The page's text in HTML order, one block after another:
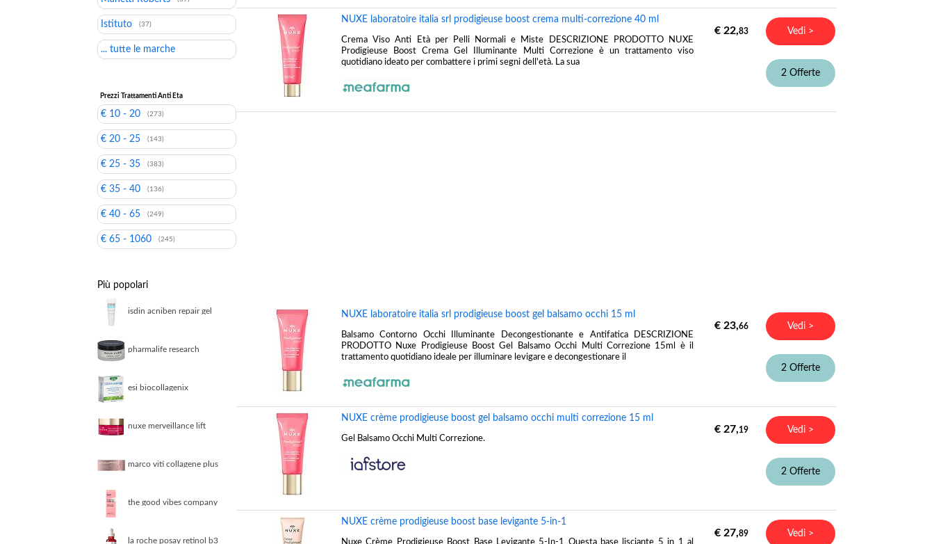
Istituto (37)
... tutte le marche
Prezzi Trattamenti Anti Eta
€ 10 - 20 (273)
€ 20 - 25 (143)
€ 25 - 35 (383)
€ 35 - 40 (136)
€ 40 - 65 (249)
€ 65 - 1060 (245)
Più popolari
isdin acniben repair gel
pharmalife research
esi biocollagenix
nuxe merveillance lift
marco viti collagene plus
the good vibes company
la roche posay retinol b3
NUXE laboratoire italia srl prodigieuse boost crema multi-correzione 40 ml
Crema Viso Anti Età per Pelli Normali e Miste DESCRIZIONE PRODOTTO NUXE
Prodigieuse Boost Crema Gel Illuminante Multi Correzione è un trattamento viso
quotidiano ideato per combattere i primi segni dell'età. La sua
€ 22,83 Vedi >
2 Offerte
NUXE laboratoire italia srl prodigieuse boost gel balsamo occhi 15 ml
Balsamo Contorno Occhi Illuminante Decongestionante e Antifatica DESCRIZIONE
PRODOTTO Nuxe Prodigieuse Boost Gel Balsamo Occhi Multi Correzione 15ml è il
trattamento quotidiano ideale per illuminare levigare e decongestionare il
€ 23,66 Vedi >
2 Offerte
NUXE crème prodigieuse boost gel balsamo occhi multi correzione 15 ml
Gel Balsamo Occhi Multi Correzione.
€ 27,19 Vedi >
2 Offerte
NUXE crème prodigieuse boost base levigante 5-in-1
Nuxe Crème Prodigieuse Boost Base Levigante 5-In-1 Questa base lisciante 5 in 1 al
€ 27,89 Vedi >